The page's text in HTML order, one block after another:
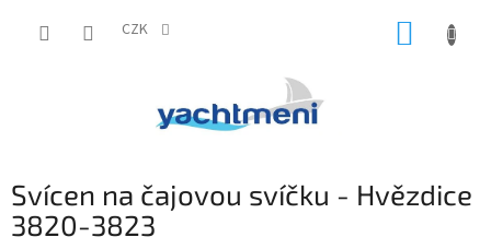
CZK
Svícen na čajovou svíčku - Hvězdice
3820-3823